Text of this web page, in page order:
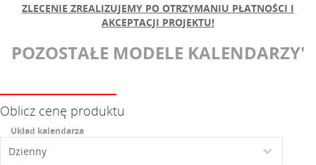
ZLECENIE ZREALIZUJEMY PO OTRZYMANIU PŁATNOŚCI I
AKCEPTACJI PROJEKTU!
POZOSTAŁE MODELE KALENDARZY'
Oblicz cenę produktu
Układ kalendarza